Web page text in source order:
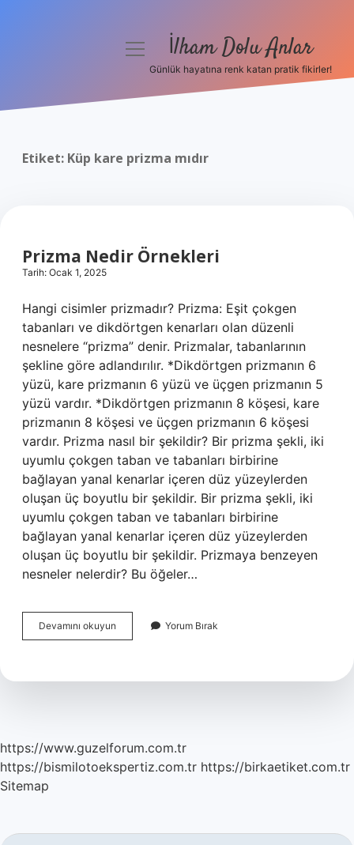
Yasal Uyarı
menüyü İlham Dolu Anlar
Günlük hayatına renk katan pratik fikirler!
Etiket: Küp kare prizma mıdır
Prizma Nedir Örnekleri
Tarih: Ocak 1, 2025
Hangi cisimler prizmadır? Prizma: Eşit çokgen
tabanları ve dikdörtgen kenarları olan düzenli
nesnelere “prizma” denir. Prizmalar, tabanlarının
şekline göre adlandırılır. *Dikdörtgen prizmanın 6
yüzü, kare prizmanın 6 yüzü ve üçgen prizmanın 5
yüzü vardır. *Dikdörtgen prizmanın 8 köşesi, kare
prizmanın 8 köşesi ve üçgen prizmanın 6 köşesi
vardır. Prizma nasıl bir şekildir? Bir prizma şekli, iki
uyumlu çokgen taban ve tabanları birbirine
bağlayan yanal kenarlar içeren düz yüzeylerden
oluşan üç boyutlu bir şekildir. Bir prizma şekli, iki
uyumlu çokgen taban ve tabanları birbirine
bağlayan yanal kenarlar içeren düz yüzeylerden
oluşan üç boyutlu bir şekildir. Prizmaya benzeyen
nesneler nelerdir? Bu öğeler…
Devamını okuyun
Nedir
Yorum Bırak
https://www.guzelforum.com.tr
https://bismilotoekspertiz.com.tr https://birkaetiket.com.tr
Sitemap